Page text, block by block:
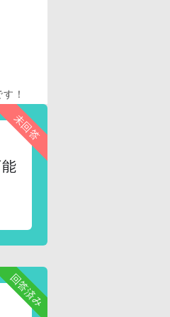
！
未回答
回答済み